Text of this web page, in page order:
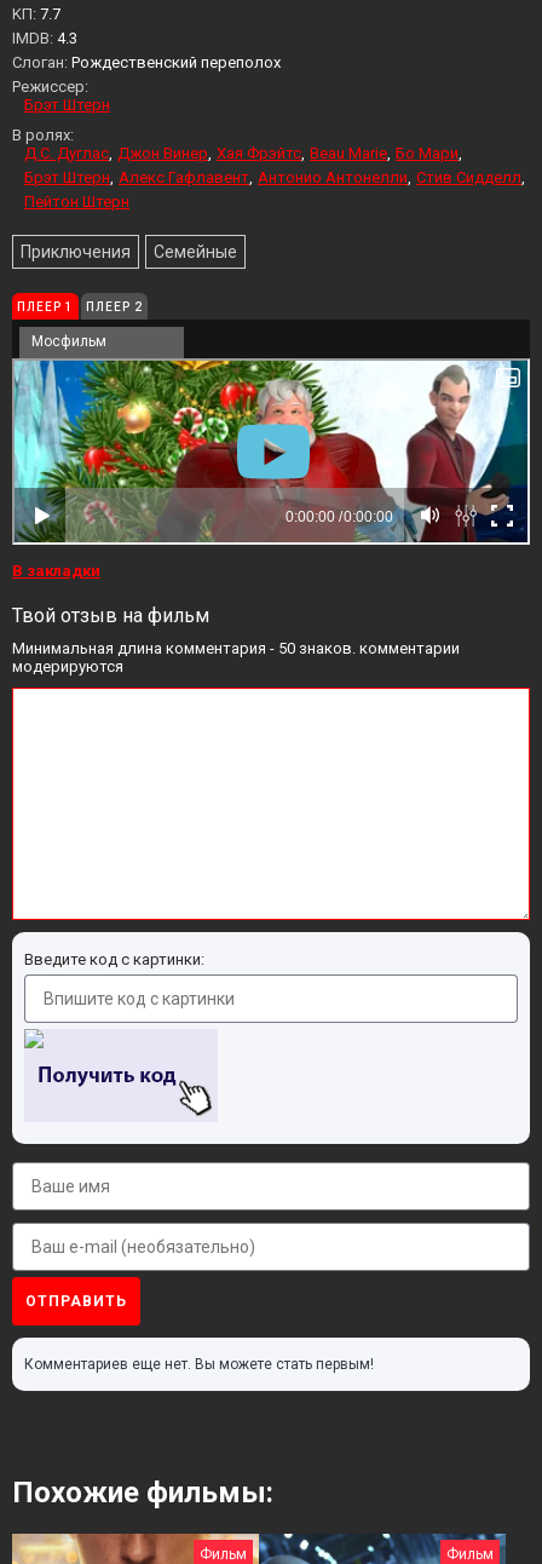
KП: 7.7
IMDB: 4.3
Слоган: Рождественский переполох
Режиссер:
Брэт Штерн
В ролях:
Д.С. Дуглас Джон Винер Хая Фрэйтс Beau Marie Бо Мари
Брэт Штерн Алекс Гафлавент Антонио Антонелли Стив Сидделл
Пейтон Штерн
Приключения Семейные
ПЛЕЕР 1 ПЛЕЕР 2
Мосфильм
В закладки
Твой отзыв на фильм
Минимальная длина комментария - 50 знаков. комментарии
модерируются
Введите код с картинки:
ОТПРАВИТЬ
Комментариев еще нет. Вы можете стать первым!
Похожие фильмы:
Фильм Фильм